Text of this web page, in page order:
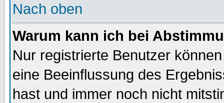
Nach oben
Warum kann ich bei
Nur registrierte Benutzer
eine Beeinflussung des
hast und immer noch nicht